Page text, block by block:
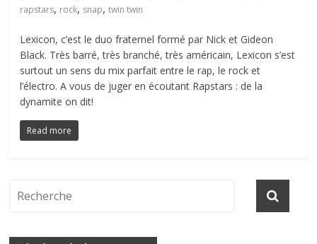
rapstars, rock, snap,twin twin
Lexicon, c’est le duo fraternel formé par Nick et Gideon
Black. Très barré, très branché, très américain, Lexicon s’est
surtout un sens du mix parfait entre le rap, le rock et
l’électro. A vous de juger en écoutant Rapstars : de la
dynamite on dit!
Read more